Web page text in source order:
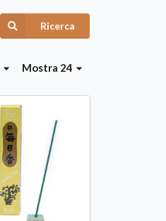
Ricerca
Mostra 24